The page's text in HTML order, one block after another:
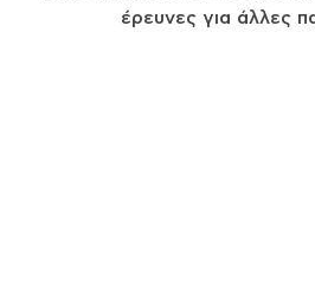
έρευνες για άλλες